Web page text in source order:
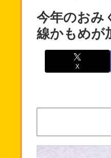
今年のおみ
線かもめが
X